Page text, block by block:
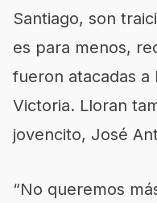
Santiago, son
es para menos,
fueron atacadas a
Victoria. Lloran
jovencito, José
“No queremos